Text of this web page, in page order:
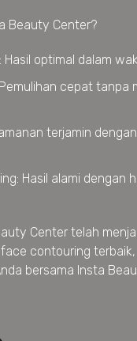
Beauty Center?
Hasil optimal dalam
cepat tanpa
terjamin
Hasil alami dengan
Center telah
contouring terbaik,
bersama Insta